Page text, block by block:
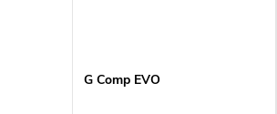
G Comp EVO